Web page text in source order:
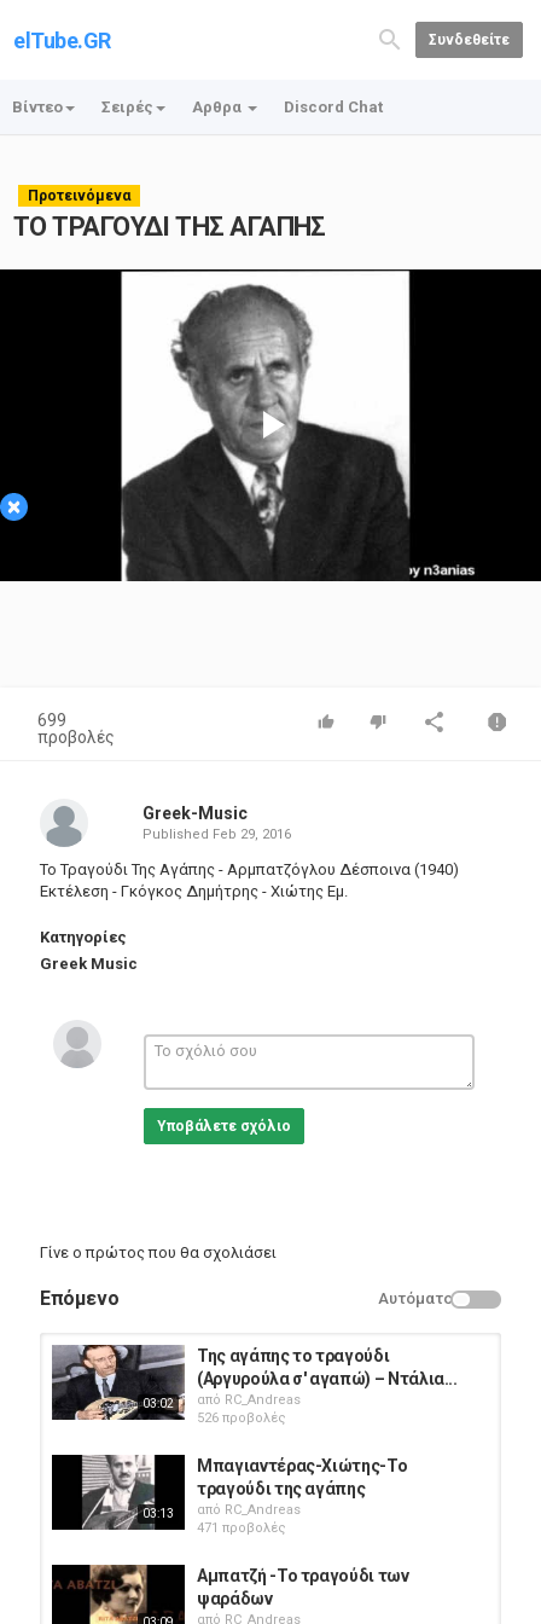
elTube.GR Συνδεθείτε
Βίντεο Σειρές Αρθρα Discord Chat
Προτεινόμενα
ΤΟ ΤΡΑΓΟΥΔΙ ΤΗΣ ΑΓΑΠΗΣ
×
Play
Video
699
προβολές
Greek-Music
Published Feb 29, 2016
Το Τραγούδι Της Αγάπης - Αρμπατζόγλου Δέσποινα (1940)
Εκτέλεση - Γκόγκος Δημήτρης - Χιώτης Εμ.
Κατηγορίες
Greek Music
Υποβάλετε σχόλιο
Γίνε ο πρώτος που θα σχολιάσει
Επόμενο Αυτόματο
03:02
Της αγάπης το τραγούδι
(Αργυρούλα σ' αγαπώ) – Ντάλια...
από RC_Andreas
526 προβολές
03:13
Μπαγιαντέρας-Χιώτης-Το
τραγούδι της αγάπης
από RC_Andreas
471 προβολές
Αμπατζή -Το τραγούδι των
ψαράδων
από RC_Andreas